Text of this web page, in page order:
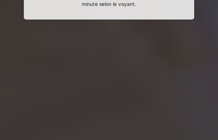
minute selon le voyant.